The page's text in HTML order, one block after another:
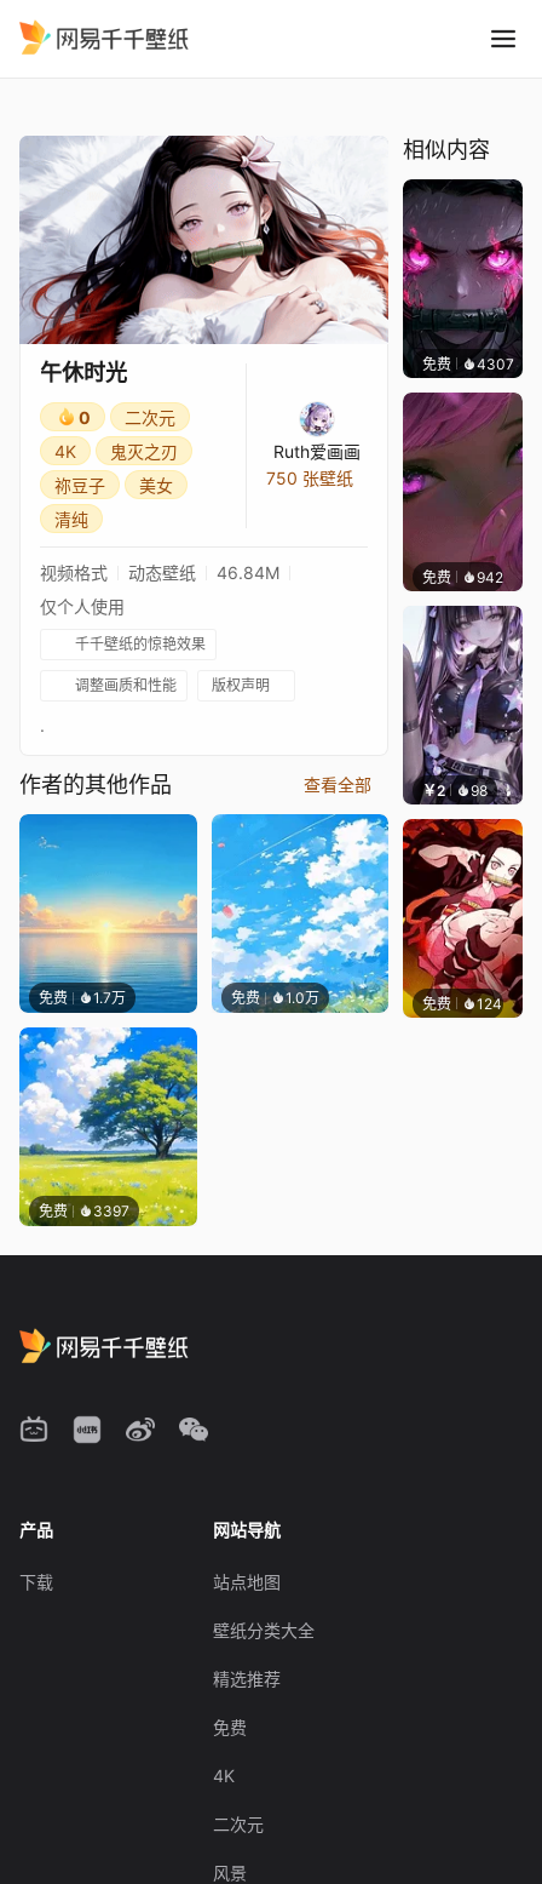
午休时光
0
二次元
4K
鬼灭之刃
祢豆子
美女
清纯
Ruth爱画画
750 张壁纸
视频格式 动态壁纸
46.84M
仅个人使用
千千壁纸的惊艳效果
调整画质和性能 版权声明
.
作者的其他作品 查看全部
免费 1.7万 免费 1.0万
免费 3397
相似内容
免费 4307
免费 942辰东
￥2 98 辰东
免费 124
产品
下载
网站导航
站点地图
壁纸分类大全
精选推荐
免费
4K
二次元
风景